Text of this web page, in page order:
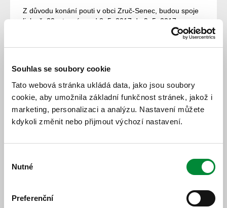
Souhlas se soubory cookie
Tato webová stránka ukládá data, jako jsou soubory
cookie, aby umožnila základní funkčnost stránek, jakož i
marketing, personalizaci a analýzu. Nastavení můžete
kdykoli změnit nebo přijmout výchozí nastavení.
souhlasu
Nutné
Preferenční
Z důvodu konání pouti v obci Zruč-Senec, budou spoje
linky č. 20 v termínu od 2. 5. 2017 do 9. 5. 2017
projíždět obcí Zruč-Senec v pozměněné trase. Ve směru
od Plzně pojedou spoje linky č. 20 ze zastávky „Zruč-
na Plzeň a po stálé trase.
Zastávka „Zruč-Senec, rozc.“ bude obsluhována pouze
ve směru do Zruče, v opačném směru bude po dobu
uzavírky zrušena.
Zastávka „Zruč-Senec“ bude přemístěna po dobu
11. 5. 2017
Všechny novinky